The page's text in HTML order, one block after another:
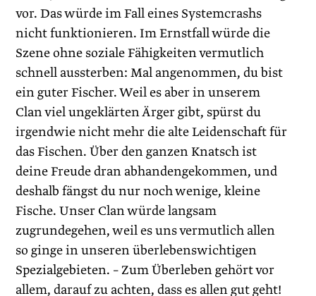
vor. Das würde im Fall eines Systemcrashs
nicht funktionieren. Im Ernstfall würde die
Szene ohne soziale Fähigkeiten vermutlich
schnell aussterben: Mal angenommen, du bist
ein guter Fischer. Weil es aber in unserem
Clan viel ungeklärten Ärger gibt, spürst du
irgendwie nicht mehr die alte Leidenschaft für
das Fischen. Über den ganzen Knatsch ist
deine Freude dran abhandengekommen, und
deshalb fängst du nur noch wenige, kleine
Fische. Unser Clan würde langsam
zugrundegehen, weil es uns vermutlich allen
so ginge in unseren überlebenswichtigen
Spezialgebieten. – Zum Überleben gehört vor
allem, darauf zu achten, dass es allen gut geht!